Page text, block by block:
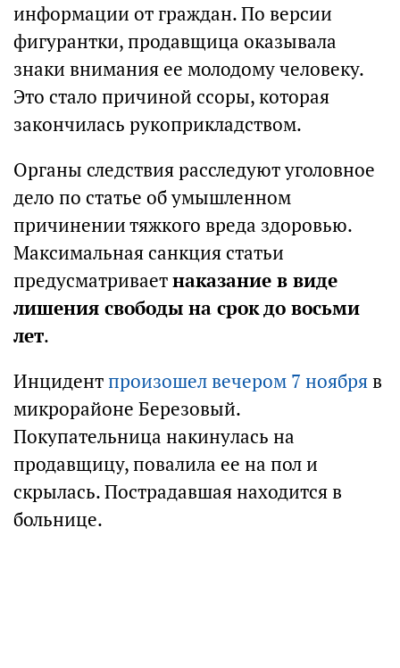
информации от граждан. По версии
фигурантки, продавщица оказывала
знаки внимания ее молодому человеку.
Это стало причиной ссоры, которая
закончилась рукоприкладством.
Органы следствия расследуют уголовное
дело по статье об умышленном
причинении тяжкого вреда здоровью.
Максимальная санкция статьи
предусматриваетнаказание в виде
лишения свободы на срок до восьми
лет.
Инцидентпроизошел вечером 7 ноябряв
микрорайоне Березовый.
Покупательница накинулась на
продавщицу, повалила ее на пол и
скрылась. Пострадавшая находится в
больнице.